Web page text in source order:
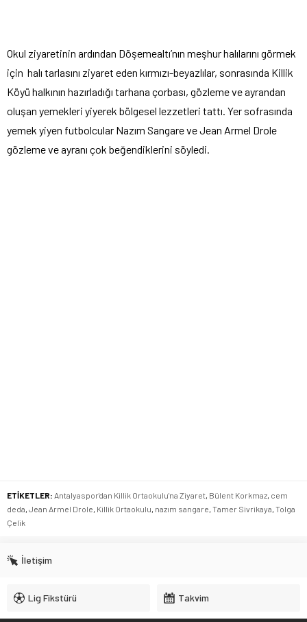
Okul ziyaretinin ardından Döşemealtı’nın meşhur halılarını görmek
için halı tarlasını ziyaret eden kırmızı-beyazlılar, sonrasında Killik
Köyü halkının hazırladığı tarhana çorbası, gözleme ve ayrandan
oluşan yemekleri yiyerek bölgesel lezzetleri tattı. Yer sofrasında
yemek yiyen futbolcular Nazım Sangare ve Jean Armel Drole
gözleme ve ayranı çok beğendiklerini söyledi.
ETİKETLER: Antalyaspor'dan Killik Ortaokulu'na Ziyaret Bülent Korkmaz cem
deda Jean Armel Drole Killik Ortaokulu nazım sangare Tamer Sivrikaya Tolga
Çelik
İletişim
Lig Fikstürü Takvim